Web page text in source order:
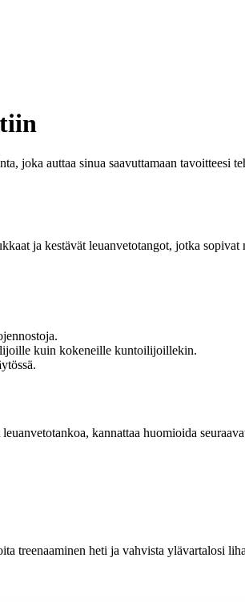
joka auttaa sinua saavuttamaan tavoitteesi
ja kestävät leuanvetotangot, jotka
kuin kokeneille kuntoilijoillekin.
kannattaa huomioida
treenaaminen heti ja vahvista ylävartalosi